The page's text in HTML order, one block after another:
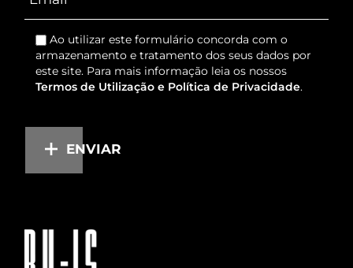
Ao utilizar este formulário concorda com o
armazenamento e tratamento dos seus dados por
este site. Para mais informação leia os nossos
Termos de Utilização e Política de Privacidade.
ENVIAR